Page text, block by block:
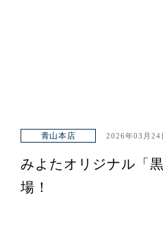
青山本店 2026年03月24
みよたオリジナル「
場！